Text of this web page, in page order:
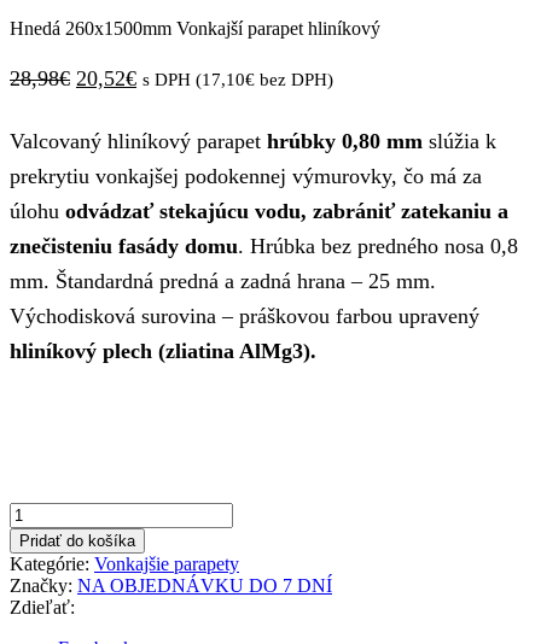
Hnedá 260x1500mm Vonkajší parapet hliníkový
28,98€ Pôvodná
bola:
28,98€.
20,52€Aktuálna
je:
20,52€.
s DPH (17,10€ bez DPH)
Valcovaný hliníkový parapet hrúbky 0,80 mm slúžia k
prekrytiu vonkajšej podokennej výmurovky, čo má za
úlohu odvádzať stekajúcu vodu, zabrániť zatekaniu a
znečisteniu fasády domu. Hrúbka bez predného nosa 0,8
mm. Štandardná predná a zadná hrana – 25 mm.
Východisková surovina – práškovou farbou upravený
hliníkový plech (zliatina AlMg3).
množstvo
Hnedá
260x1500mm
Vonkajší
parapet
hliníkový
Pridať do košíka
Kategórie: Vonkajšie parapety
Značky: NA OBJEDNÁVKU DO 7 DNÍ
Zdieľať: